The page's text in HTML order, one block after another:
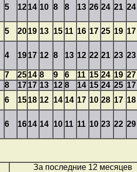
5 1214 10 8 8 13 26 24 21 24
5 2019 13 15 11 16 17 25 19 17
4 1917 12 8 13 12 22 21 23 23
7 2514 8 9 6 11 15 24 19 27
8 1717 13 12 8 14 15 24 25 17
6 1518 12 14 14 17 10 28 17 18
6 1614 14 10 11 11 10 23 22 29
За последние 12 месяцев